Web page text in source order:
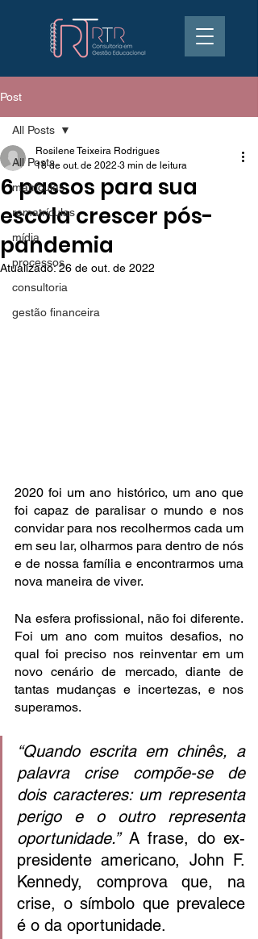
Post
All Posts
matrículas
rematrículas
mídia
processos
consultoria
gestão financeira
All Posts
6 passos para sua
escola crescer pós-
pandemia
Rosilene Teixeira Rodrigues
18 de out. de 2022 3 min de leitura
Atualizado:26 de out. de 2022
2020 foi um ano histórico, um ano que
foi capaz de paralisar o mundo e nos
convidar para nos recolhermos cada um
em seu lar, olharmos para dentro de nós
e de nossa família e encontrarmos uma
nova maneira de viver.
Na esfera profissional, não foi diferente.
Foi um ano com muitos desafios, no
qual foi preciso nos reinventar em um
novo cenário de mercado, diante de
tantas mudanças e incertezas, e nos
superamos.
“Quando escrita em chinês, a
palavra crise compõe-se de
dois caracteres: um representa
perigo e o outro representa
oportunidade.” A frase, do ex-
presidente americano, John F.
Kennedy, comprova que, na
crise, o símbolo que prevalece
é o da oportunidade.